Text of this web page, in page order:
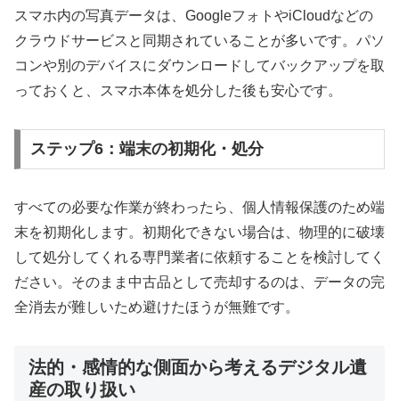
スマホ内の写真データは、GoogleフォトやiCloudなどの
クラウドサービスと同期されていることが多いです。パソ
コンや別のデバイスにダウンロードしてバックアップを取
っておくと、スマホ本体を処分した後も安心です。
ステップ6：端末の初期化・処分
すべての必要な作業が終わったら、個人情報保護のため端
末を初期化します。初期化できない場合は、物理的に破壊
して処分してくれる専門業者に依頼することを検討してく
ださい。そのまま中古品として売却するのは、データの完
全消去が難しいため避けたほうが無難です。
法的・感情的な側面から考えるデジタル遺
産の取り扱い